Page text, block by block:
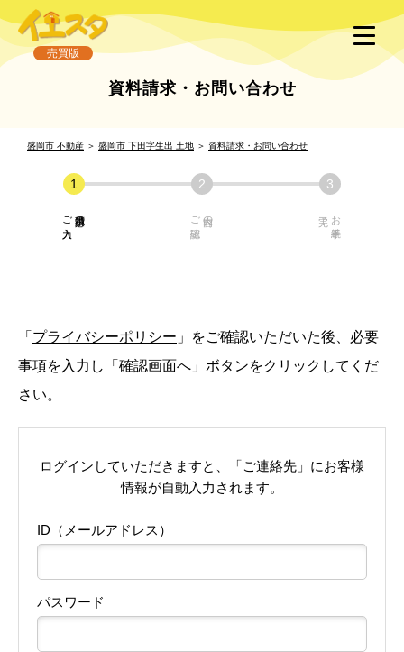
売買版
資料請求・お問い合わせ
盛岡市 不動産 ＞ 盛岡市 下田字生出 土地 ＞ 資料請求・お問い合わせ
必須項目の
ご入力 内容の
ご確認 お手続き
「 プライバシーポリシー 」をご確認いただいた後、必要
事項を入力し「確認画面へ」ボタンをクリックしてくだ
さい。
ログインしていただきますと、「ご連絡先」にお客様
情報が自動入力されます。
ID（メールアドレス）
パスワード